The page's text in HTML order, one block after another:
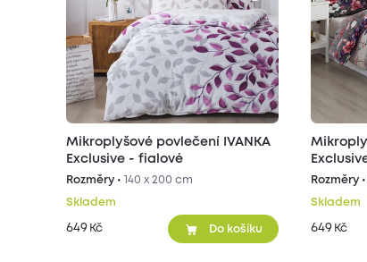
Mikroplyšové povlečení IVANKA
Exclusive - fialové
Rozměry • 140 x 200 cm
Skladem
649 Kč Do košíku
Rozměry •
Skladem
649 Kč